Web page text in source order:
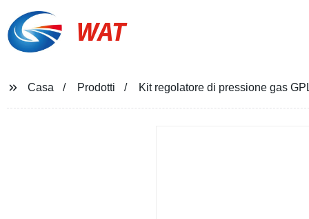
WAT
Casa Prodotti Kit regolatore di pressione gas